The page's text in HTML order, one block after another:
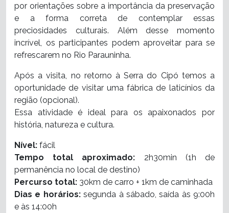
por orientações sobre a importância da preservação
e a forma correta de contemplar essas
preciosidades culturais. Além desse momento
incrível, os participantes podem aproveitar para se
refrescarem no Rio Parauninha.
Após a visita, no retorno à Serra do Cipó temos a
oportunidade de visitar uma fábrica de laticínios da
região (opcional).
Essa atividade é ideal para os apaixonados por
história, natureza e cultura.
Nível: fácil
Tempo total aproximado: 2h30min (1h de
permanência no local de destino)
Percurso total: 30km de carro + 1km de caminhada
Dias e horários:segunda à sábado, saída às 9:00h
e às 14:00h